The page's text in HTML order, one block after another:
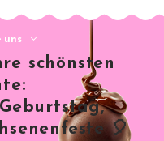
uns
schönsten
Geburtstag,
🎈